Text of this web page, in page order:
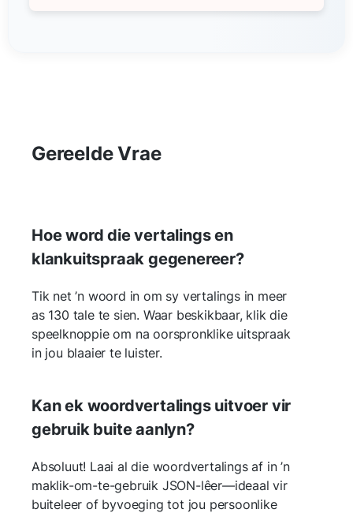
Gereelde Vrae
Hoe word die vertalings en
klankuitspraak gegenereer?
Tik net ’n woord in om sy vertalings in meer
as 130 tale te sien. Waar beskikbaar, klik die
speelknoppie om na oorspronklike uitspraak
in jou blaaier te luister.
Kan ek woordvertalings uitvoer vir
gebruik buite aanlyn?
Absoluut! Laai al die woordvertalings af in ’n
maklik-om-te-gebruik JSON-lêer—ideaal vir
buiteleer of byvoeging tot jou persoonlike